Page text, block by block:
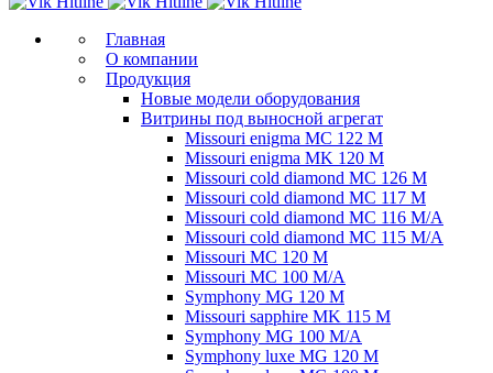
Главная
О компании
Продукция
Новые модели оборудования
Витрины под выносной агрегат
Missouri enigma MC 122 M
Missouri enigma MK 120 M
Missouri cold diamond MC 126 M
Missouri cold diamond MC 117 M
Missouri cold diamond MC 116 M/A
Missouri cold diamond MC 115 M/A
Missouri MC 120 M
Missouri MC 100 M/A
Symphony MG 120 M
Missouri sapphire MK 115 M
Symphony MG 100 M/А
Symphony luxe MG 120 M